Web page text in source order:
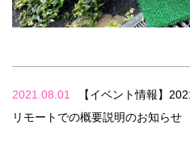
2021.08.01
【イベント情報】
リモートでの概要説明のお知らせ